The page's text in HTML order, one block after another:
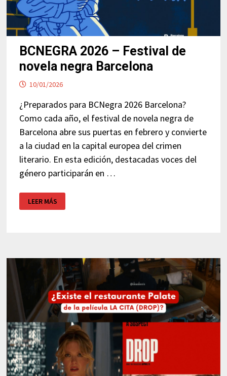
BCNEGRA 2026 – Festival de
novela negra Barcelona
10/01/2026
¿Preparados para BCNegra 2026 Barcelona?
Como cada año, el festival de novela negra de
Barcelona abre sus puertas en febrero y convierte
a la ciudad en la capital europea del crimen
literario. En esta edición, destacadas voces del
género participarán en …
BCNEGRA
2026
–
LEER MÁS